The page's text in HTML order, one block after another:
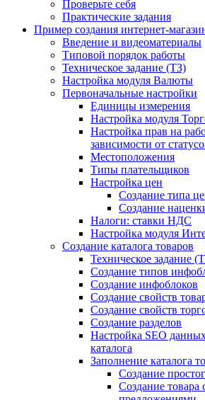
Проверьте себя
Практические задания
Пример создания интернет-
Введение и видеоматериалы
Типовой порядок работы
Техническое задание (ТЗ)
Настройка модуля Валюты
Первоначальные настройки
Единицы измерения
Настройка модуля
Настройка прав на
зависимости от
Местоположения
Типы плательщиков
Настройка цен
Создание типа
Создание
Налоги: ставки НДС
Настройка модуля
Создание каталога товаров
Техническое задание
Создание типов
Создание инфоблоков
Создание свойств
Создание свойств
Создание разделов
Настройка SEO
каталога
Заполнение каталога
Создание
Создание товара